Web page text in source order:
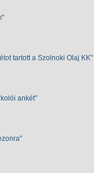
tartott a Szolnoki Olaj KK
ankét